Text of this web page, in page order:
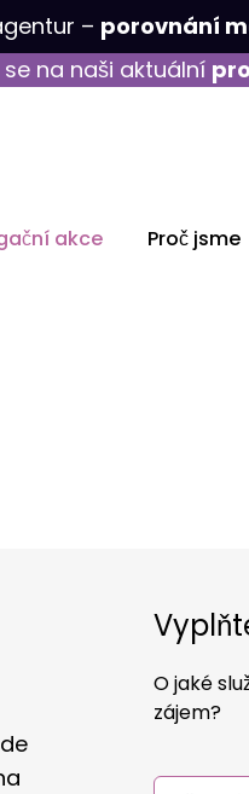
– porovnání
na naši aktuální
akce Proč jsme
O jaké
zájem?